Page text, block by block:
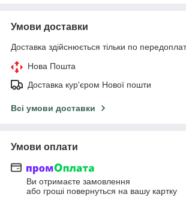
Умови доставки
Доставка здійснюється тільки по
Нова Пошта
Доставка кур'єром Нової пошти
Всі умови доставки
Умови оплати
Ви отримаєте замовлення
або гроші повернуться на вашу картку